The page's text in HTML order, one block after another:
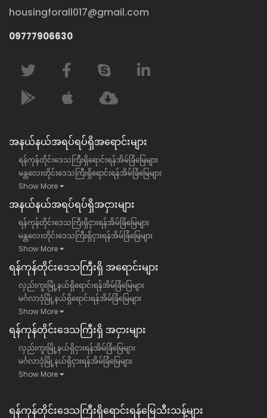
housingforall017@gmail.com
09777906630
အနယ်နယ်အရပ်ရပ်ရှိအရောင်းများ
ရန်ကုန်တိုင်းဒေသကြီးရှိရောင်းရန်အိမ်ခြံမြေများ
မန္တလေးတိုင်းဒေသကြီးရှိရောင်းရန်အိမ်ခြံမြေများ
Show More
အနယ်နယ်အရပ်ရပ်ရှိအငှားများ
ရန်ကုန်တိုင်းဒေသကြီးရှိငှားရန်အိမ်ခြံမြေများ
မန္တလေးတိုင်းဒေသကြီးရှိငှားရန်အိမ်ခြံမြေများ
Show More
ရန်​ကုန်တိုင်းဒေသကြီး​ရှိ အရောင်းများ
လှည်းကူးမြို့နယ်ရှိရောင်းရန်အိမ်ခြံမြေများ
မင်္ဂလာဒုံမြို့နယ်ရှိရောင်းရန်အိမ်ခြံမြေများ
Show More
ရန်​ကုန်တိုင်းဒေသကြီး​ရှိ အငှားများ
လှည်းကူးမြို့နယ်ရှိငှားရန်အိမ်ခြံမြေများ
မင်္ဂလာဒုံမြို့နယ်ရှိငှားရန်အိမ်ခြံမြေများ
Show More
ရန်ကုန်တိုင်းဒေသကြီး​ရှိရောင်းရန်မြေသီးသန့်များ